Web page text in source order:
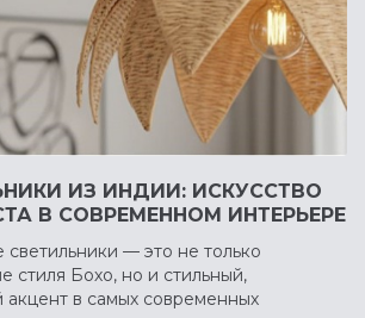
ИЗ ИНДИИ: ИСКУССТВО
В СОВРЕМЕННОМ ИНТЕРЬЕРЕ
— это не только
стиля Бохо, но и стильный,
акцент в самых современных